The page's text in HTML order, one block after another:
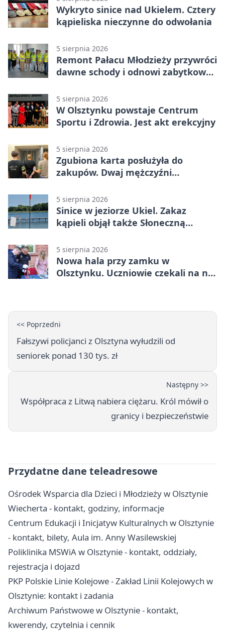
Wykryto sinice nad Ukielem. Cztery
kąpieliska nieczynne do odwołania
5 sierpnia 2026
Remont Pałacu Młodzieży przywróci
dawne schody i odnowi zabytkowy
5 sierpnia 2026
W Olsztynku powstaje Centrum
Sportu i Zdrowia. Jest akt erekcyjny
5 sierpnia 2026
Zgubiona karta posłużyła do
zakupów. Dwaj mężczyźni
5 sierpnia 2026
Sinice w jeziorze Ukiel. Zakaz
kąpieli objął także Słoneczną
5 sierpnia 2026
Nowa hala przy zamku w
Olsztynku. Uczniowie czekali na nią
<< Poprzedni
Fałszywi policjanci z Olsztyna wyłudzili od
seniorek ponad 130 tys. zł
Następny >>
Współpraca z Litwą nabiera ciężaru. Król mówił o
granicy i bezpieczeństwie
Przydatne dane teleadresowe
Ośrodek Wsparcia dla Dzieci i Młodzieży w Olsztynie
Wiecherta - kontakt, godziny, informacje
Centrum Edukacji i Inicjatyw Kulturalnych w Olsztynie
- kontakt, bilety, Aula im. Anny Wasilewskiej
Poliklinika MSWiA w Olsztynie - kontakt, oddziały,
rejestracja i dojazd
PKP Polskie Linie Kolejowe - Zakład Linii Kolejowych w
Olsztynie: kontakt i zadania
Archiwum Państwowe w Olsztynie - kontakt,
kwerendy, czytelnia i cennik